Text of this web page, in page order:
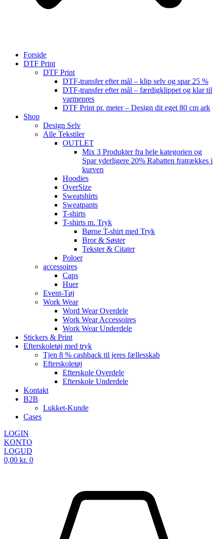
Forside
DTF Print
DTF Print
DTF-transfer efter mål – klip selv og spar 25 %
DTF-transfer efter mål – færdigklippet og klar til
varmepres
DTF Print pr. meter – Design dit eget 80 cm ark
Shop
Design Selv
Alle Tekstiler
OUTLET
Mix 3 Produkter fra hele kategorien og
Spar yderligere 20% Rabatten fratrækkes i
kurven
Hoodies
OverSize
Sweatshirts
Sweatpants
T-shirts
T-shirts m. Tryk
Børne T-shirt med Tryk
Bror & Søster
Tekster & Citater
Poloer
accessoires
Caps
Huer
Event-Tøj
Work Wear
Word Wear Overdele
Work Wear Accessoires
Work Wear Underdele
Stickers & Print
Efterskoletøj med tryk
Tjen 8 % cashback til jeres fællesskab
Efterskoletøj
Efterskole Overdele
Efterskole Underdele
Kontakt
B2B
Lukket-Kunde
Cases
LOGIN
KONTO
LOGUD
0,00 kr. 0